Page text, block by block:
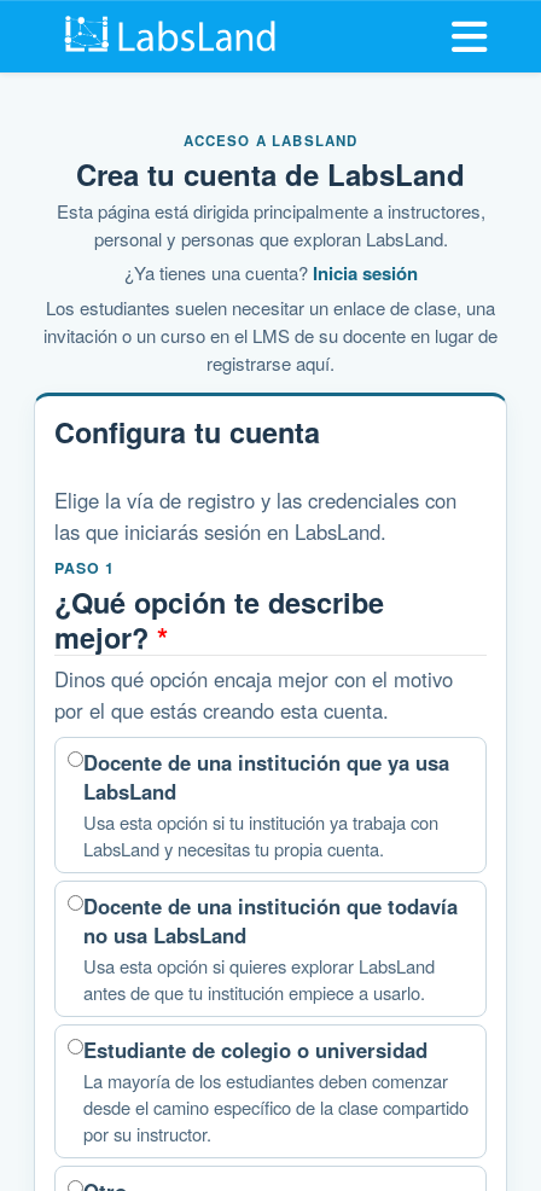
Abrir
ACCESO A LABSLAND
Crea tu cuenta de LabsLand
Esta página está dirigida principalmente a instructores,
personal y personas que exploran LabsLand.
¿Ya tienes una cuenta? Inicia sesión
Los estudiantes suelen necesitar un enlace de clase, una
invitación o un curso en el LMS de su docente en lugar de
registrarse aquí.
Configura tu cuenta
Elige la vía de registro y las credenciales con
las que iniciarás sesión en LabsLand.
PASO 1
¿Qué opción te describe
mejor? *
Dinos qué opción encaja mejor con el motivo
por el que estás creando esta cuenta.
Docente de una institución que ya usa
LabsLand
Usa esta opción si tu institución ya trabaja con
LabsLand y necesitas tu propia cuenta.
Docente de una institución que todavía
no usa LabsLand
Usa esta opción si quieres explorar LabsLand
antes de que tu institución empiece a usarlo.
Estudiante de colegio o universidad
La mayoría de los estudiantes deben comenzar
desde el camino específico de la clase compartido
por su instructor.